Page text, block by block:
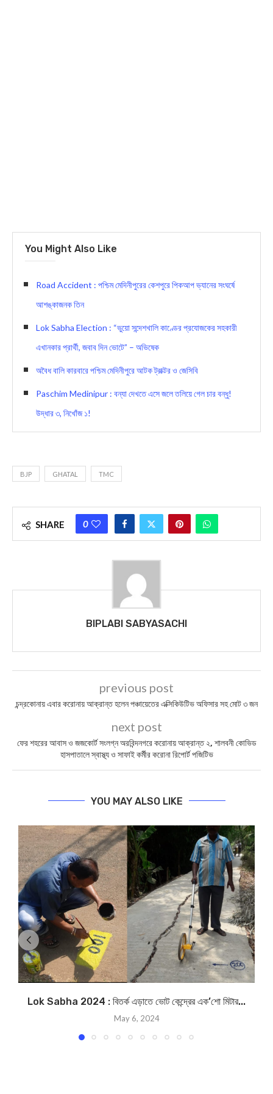
You Might Also Like
Road Accident : পশ্চিম মেদিনীপুরের কেশপুরে পিকআপ ভ্যানের সংঘর্ষে
আশঙ্কাজনক তিন
Lok Sabha Election : “ভুয়ো সন্দেশখালি কাণ্ডের প্রযোজকের সহকারী
এখানকার প্রার্থী, জবাব দিন ভোটে” – অভিষেক
অবৈধ বালি কারবারে পশ্চিম মেদিনীপুরে আটক ট্রাক্টর ও জেসিবি
Paschim Medinipur : বন্যা দেখতে এসে জলে তলিয়ে গেল চার বন্ধু!
উদ্ধার ৩, নিখোঁজ ১!
BJP GHATAL TMC
SHARE 0
BIPLABI SABYASACHI
previous post
চন্দ্রকোনায় এবার করোনায় আক্রান্ত হলেন পঞ্চায়েতের এক্সিকিউটিভ অফিসার সহ মোট ৩ জন
next post
ফের শহরের আবাস ও জজকোর্ট সংলগ্ন অরবিন্দনগরে করোনায় আক্রান্ত ২, শালবনী কোভিড
হাসপাতালে স্বাস্থ্য ও সাফাই কর্মীর করোনা রিপোর্ট পজিটিভ
YOU MAY ALSO LIKE
Lok Sabha 2024 : বিতর্ক এড়াতে ভোট কেন্দ্রের এক’শো মিটার...
May 6, 2024